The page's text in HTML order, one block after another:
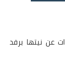
عن نيتها برفد